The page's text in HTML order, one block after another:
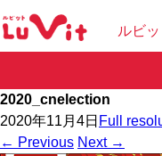
ルビ
2020_cnelection
2020年11月4日 Full
← Previous Next →